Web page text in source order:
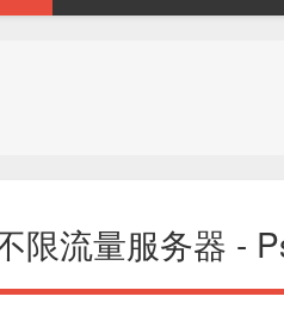
限流量服务器 -